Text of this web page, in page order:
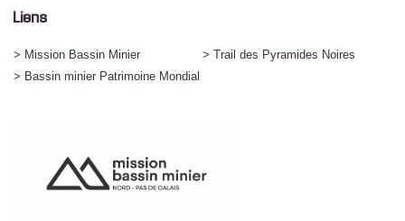
Liens
> Mission Bassin Minier
> Trail des Pyramides Noires
> Bassin minier Patrimoine Mondial